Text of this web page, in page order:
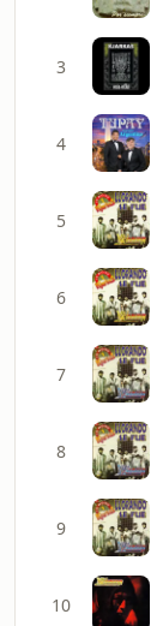
3
4
5
6
7
8
9
10